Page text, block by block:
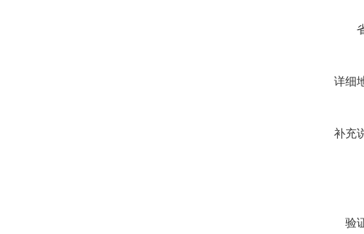
详细
补充
验